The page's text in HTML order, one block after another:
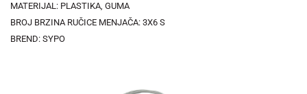
MATERIJAL: PLASTIKA, GUMA
BROJ BRZINA RUČICE MENJAČA: 3X6 S
BREND: SYPO